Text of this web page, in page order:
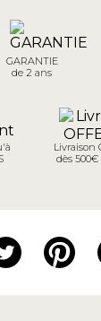
GARANTIE
de 2 ans
Livraison
dès